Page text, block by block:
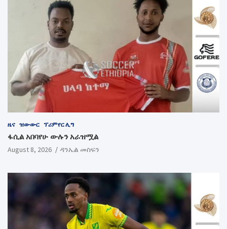
ዜና ዝውውር ፕሪምየር ሊግ
ፋሲል አበባየሁ ውሉን አራዝሟል
August 8, 2026 ዳንኤል መስፍን